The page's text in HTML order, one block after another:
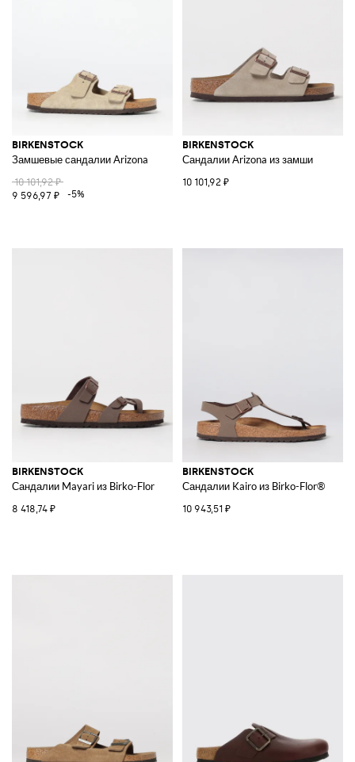
BIRKENSTOCK
Замшевые сандалии Arizona
10 101,92 ₽
9 596,97 ₽
-5%
BIRKENSTOCK
Сандалии Arizona из замши
10 101,92 ₽
BIRKENSTOCK
Сандалии Mayari из Birko-Flor
8 418,74 ₽
BIRKENSTOCK
Сандалии Kairo из Birko-Flor®
10 943,51 ₽